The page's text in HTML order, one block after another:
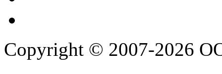
Copyright © 2007-2026